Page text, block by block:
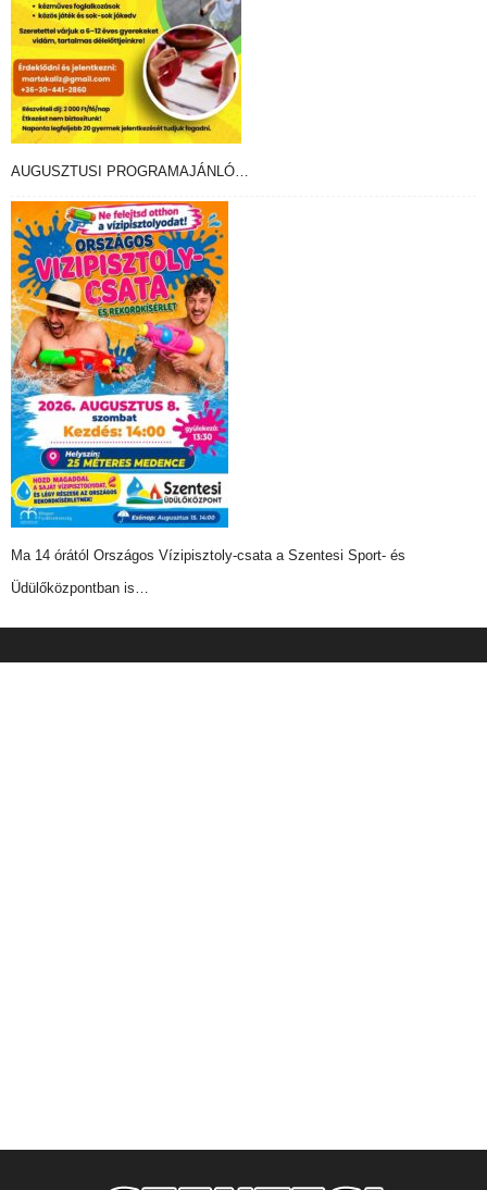
AUGUSZTUSI PROGRAMAJÁNLÓ…
Ma 14 órától Országos Vízipisztoly-csata a Szentesi Sport- és
Üdülőközpontban is…